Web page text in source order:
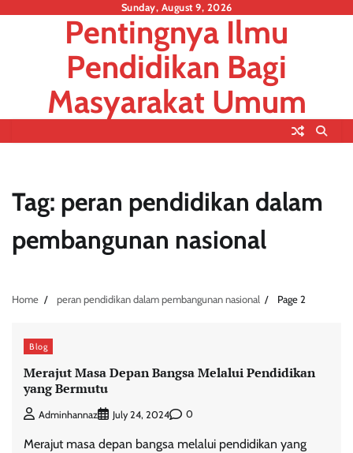
Sunday, August 9, 2026
Pentingnya Ilmu
Pendidikan Bagi
Masyarakat Umum
Tag: peran pendidikan dalam
pembangunan nasional
Home peran pendidikan dalam pembangunan nasional Page 2
Blog
Merajut Masa Depan Bangsa Melalui Pendidikan
yang Bermutu
Adminhannaz July 24, 2024 0
Merajut masa depan bangsa melalui pendidikan yang